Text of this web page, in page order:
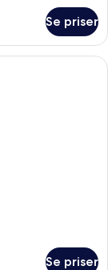
Se priser
säng med en
Se priser